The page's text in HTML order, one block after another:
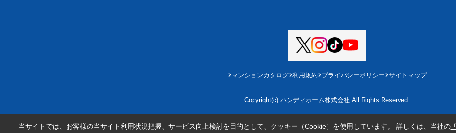
マンションカタログ 利用規約 プライバシーポリシー サイトマップ
Copyright(c) ハンディホーム株式会社 All Rights Reserved.
当サイトでは、お客様の当サイト利用状況把握、サービス向上検討を目的として、クッキー（Cookie）を使用しています。 詳しくは、当社の